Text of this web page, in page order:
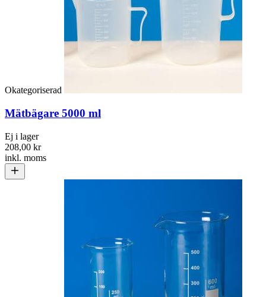
Okategoriserad
Mätbägare 5000 ml
Ej i lager
208,00 kr
inkl. moms